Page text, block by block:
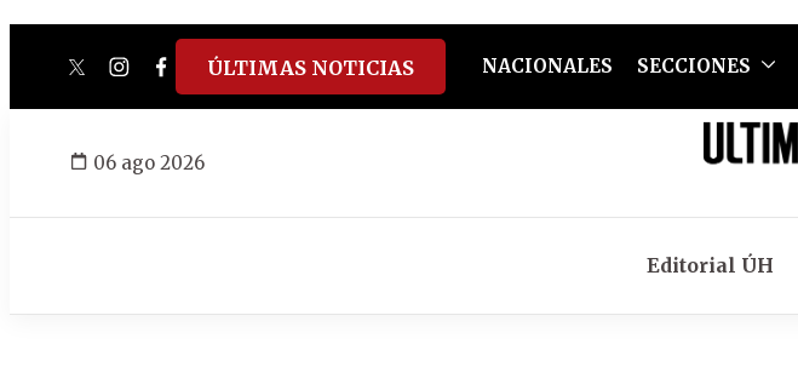
twitterinstagram
facebook
tiktokyoutube
spotify
ÚLTIMAS NOTICIAS NACIONALES SECCIONES
06 ago 2026
Editorial ÚH